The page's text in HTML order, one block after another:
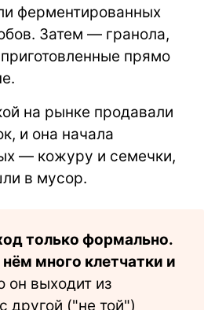
ферментированных
Затем — гранола,
прямо
на рынке продавали
и она начала
— кожуру и семечки,
в мусор.
только формально.
много клетчатки и
он выходит из
другой ("не той")